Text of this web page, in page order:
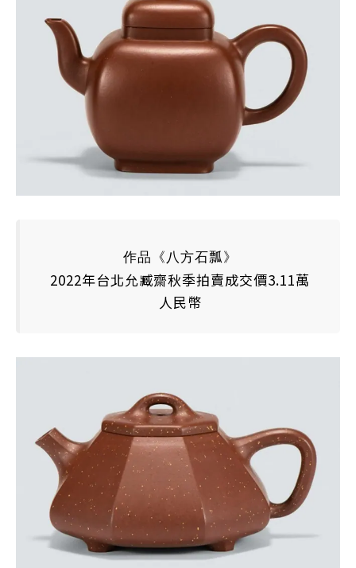
作品《八方石瓢》
2022年台北允臧齋秋季拍賣成交價3.11萬
人民幣